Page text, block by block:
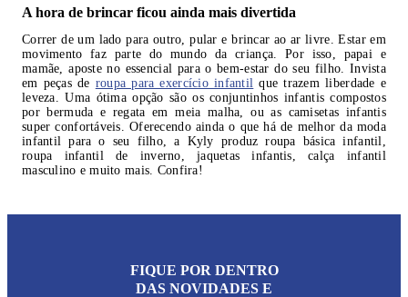
A hora de brincar ficou ainda mais divertida
Correr de um lado para outro, pular e brincar ao ar livre. Estar em
movimento faz parte do mundo da criança. Por isso, papai e
mamãe, aposte no essencial para o bem-estar do seu filho. Invista
em peças de roupa para exercício infantil que trazem liberdade e
leveza. Uma ótima opção são os conjuntinhos infantis compostos
por bermuda e regata em meia malha, ou as camisetas infantis
super confortáveis. Oferecendo ainda o que há de melhor da moda
infantil para o seu filho, a Kyly produz roupa básica infantil,
roupa infantil de inverno, jaquetas infantis, calça infantil
masculino e muito mais. Confira!
FIQUE POR DENTRO
DAS NOVIDADES E